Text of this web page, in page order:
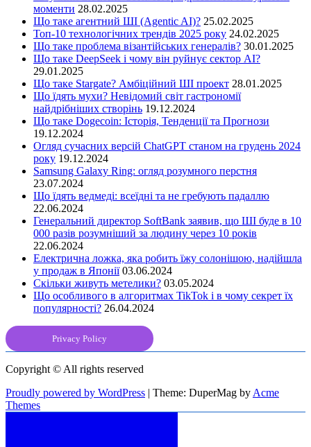
моменти 28.02.2025
Що таке агентний ШІ (Agentic AI)? 25.02.2025
Топ-10 технологічних трендів 2025 року 24.02.2025
Що таке проблема візантійських генералів? 30.01.2025
Що таке DeepSeek і чому він руйнує сектор АІ?
29.01.2025
Що таке Stargate? Амбіційний ШІ проект 28.01.2025
Що їдять мухи? Невідомий світ гастрономії
найдрібніших створінь 19.12.2024
Що таке Dogecoin: Історія, Тенденції та Прогнози
19.12.2024
Огляд сучасних версій ChatGPT станом на грудень 2024
року 19.12.2024
Samsung Galaxy Ring: огляд розумного перстня
23.07.2024
Що їдять ведмеді: всеїдні та не гребують падаллю
22.06.2024
Генеральний директор SoftBank заявив, що ШІ буде в 10
000 разів розумніший за людину через 10 років
22.06.2024
Електрична ложка, яка робить їжу солонішою, надійшла
у продаж в Японії 03.06.2024
Скільки живуть метелики? 03.05.2024
Що особливого в алгоритмах TikTok і в чому секрет їх
популярності? 26.04.2024
Privacy Policy
Copyright © All rights reserved
Proudly powered by WordPress | Theme: DuperMag by Acme
Themes